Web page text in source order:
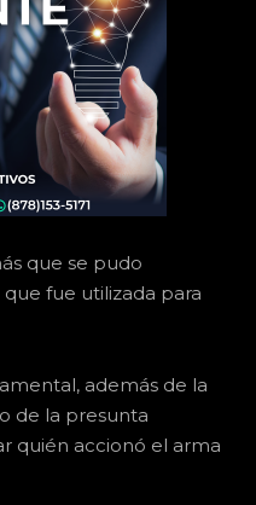
que se pudo
fue utilizada para
además de la
de la presunta
quién accionó el arma